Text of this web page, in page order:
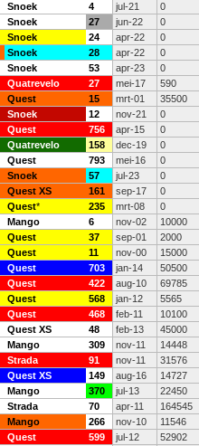
Snoek 4 jul-21 0
Snoek 27 jun-22 0
Snoek 24 apr-22 0
Snoek 28 apr-22 0
Snoek 53 apr-23 0
Quatrevelo 27 mei-17 590
Quest 15 mrt-01 35500
Snoek 12 nov-21 0
Quest 756 apr-15 0
Quatrevelo 158 dec-19 0
Quest 793 mei-16 0
Snoek 57 jul-23 0
Quest XS 161 sep-17 0
Quest* 235 mrt-08 0
Mango 6 nov-02 10000
Quest 37 sep-01 2000
Quest 11 nov-00 15000
Quest 703 jan-14 50500
Quest 422 aug-10 69785
Quest 568 jan-12 5565
Quest 468 feb-11 10100
Quest XS 48 feb-13 45000
Mango 309 nov-11 14448
Strada 91 nov-11 31576
Quest XS 149 aug-16 14727
Mango 370 jul-13 22450
Strada 70 apr-11 164545
Mango 266 nov-10 11546
Quest 599 jul-12 52902